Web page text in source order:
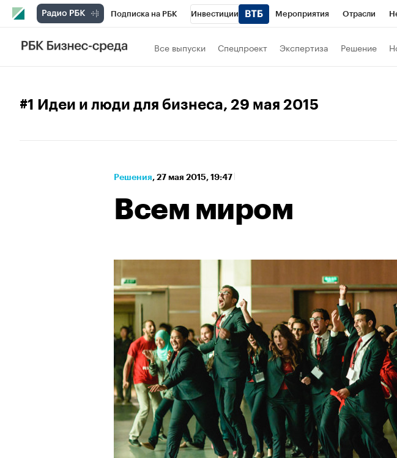
Подписка на РБК Инвестиции Мероприятия Отрасли
Спорт
Спецпроекты СПб
Все выпуски Спецпроект Экспертиза Решение
#1 Идеи и люди для бизнеса, 29 мая 2015
Решения⁠, 27 мая 2015, 19:47
Всем миром